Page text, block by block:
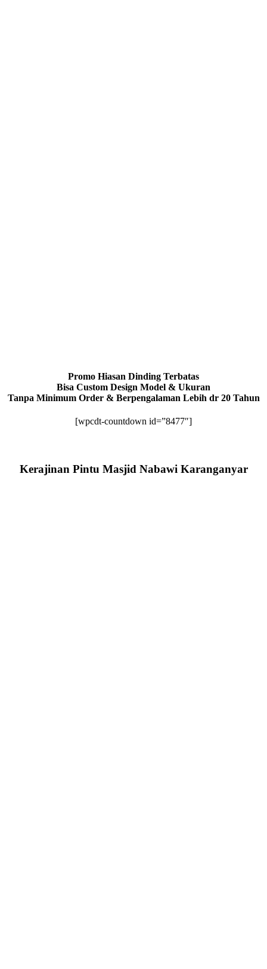
Promo Hiasan Dinding Terbatas
Bisa Custom Design Model & Ukuran
Tanpa Minimum Order & Berpengalaman Lebih dr 20 Tahun
[wpcdt-countdown id=”8477″]
Kerajinan Pintu Masjid Nabawi Karanganyar